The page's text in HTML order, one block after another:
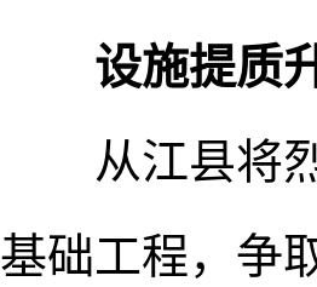
设施提质
从江县将烈
基础工程，争